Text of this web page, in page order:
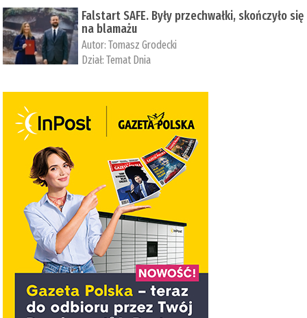
Falstart SAFE. Były przechwałki, skończyło się
na blamażu
Autor:Tomasz Grodecki
Dział:Temat Dnia